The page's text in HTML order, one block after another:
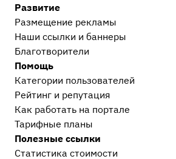
Развитие
Размещение рекламы
Наши ссылки и баннеры
Благотворители
Помощь
Категории пользователей
Рейтинг и репутация
Как работать на портале
Тарифные планы
Полезные ссылки
Статистика стоимости